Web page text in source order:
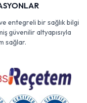
entegreli bir sağlık bilgi
güvenilir altyapısıyla
sağlar.